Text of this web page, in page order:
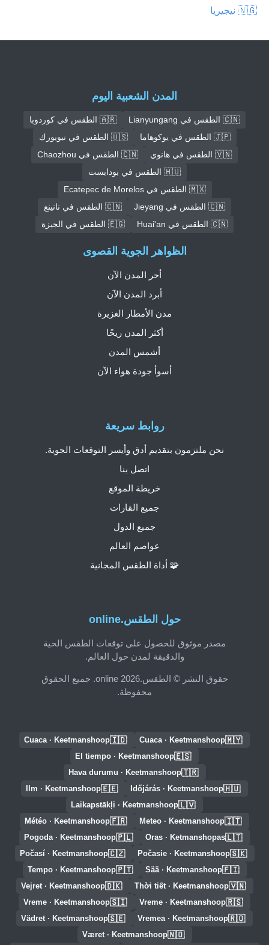
🇳🇬 نيجيريا
المدن الشعبية اليوم
🇨🇳 الطقس في Lianyungang
🇦🇷 الطقس في كوردوبا
🇯🇵 الطقس في يوكوهاما
🇺🇸 الطقس في نيويورك
🇻🇳 الطقس في هانوي
🇨🇳 الطقس في Chaozhou
🇭🇺 الطقس في بودابست
🇲🇽 الطقس في Ecatepec de Morelos
🇨🇳 الطقس في Jieyang
🇨🇳 الطقس في نانينغ
🇨🇳 الطقس في Huai'an
🇪🇬 الطقس في الجيزة
حول الطقس.online
مصدر موثوق للحصول على توقعات الطقس الحية
والدقيقة لمدن حول العالم.
حقوق النشر © الطقس.online 2026. جميع الحقوق
محفوظة.
روابط سريعة
نحن ملتزمون بتقديم أدق وأيسر التوقعات الجوية.
اتصل بنا
خريطة الموقع
جميع القارات
جميع الدول
عواصم العالم
🧩 أداة الطقس المجانية
الظواهر الجوية القصوى
أحر المدن الآن
أبرد المدن الآن
مدن الأمطار الغزيرة
أكثر المدن ريحًا
أشمس المدن
أسوأ جودة هواء الآن
🇲🇾
Cuaca · Keetmanshoop
🇮🇩
Cuaca · Keetmanshoop
🇪🇸
El tiempo · Keetmanshoop
🇹🇷
Hava durumu · Keetmanshoop
🇭🇺
Időjárás · Keetmanshoop
🇪🇪
Ilm · Keetmanshoop
🇱🇻
Laikapstākļi · Keetmanshoop
🇮🇹
Meteo · Keetmanshoop
🇫🇷
Météo · Keetmanshoop
🇱🇹
Oras · Ketmanshopas
🇵🇱
Pogoda · Keetmanshoop
🇸🇰
Počasie · Keetmanshoop
🇨🇿
Počasí · Keetmanshoop
🇫🇮
Sää · Keetmanshoop
🇵🇹
Tempo · Keetmanshoop
🇻🇳
Thời tiết · Keetmanshoop
🇩🇰
Vejret · Keetmanshoop
🇷🇸
Vreme · Keetmanshoop
🇸🇮
Vreme · Keetmanshoop
🇷🇴
Vremea · Keetmanshoop
🇸🇪
Vädret · Keetmanshoop
🇳🇴
Været · Keetmanshoop